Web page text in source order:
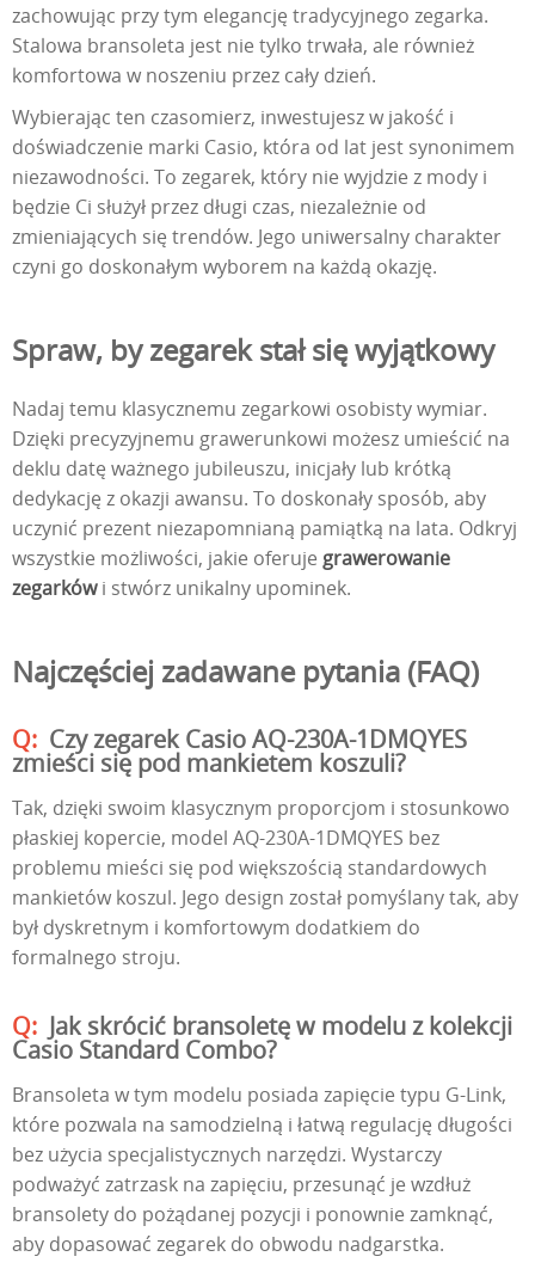
zachowując przy tym elegancję tradycyjnego zegarka.
Stalowa bransoleta jest nie tylko trwała, ale również
komfortowa w noszeniu przez cały dzień.
Wybierając ten czasomierz, inwestujesz w jakość i
doświadczenie marki Casio, która od lat jest synonimem
niezawodności. To zegarek, który nie wyjdzie z mody i
będzie Ci służył przez długi czas, niezależnie od
zmieniających się trendów. Jego uniwersalny charakter
czyni go doskonałym wyborem na każdą okazję.
Spraw, by zegarek stał się wyjątkowy
Nadaj temu klasycznemu zegarkowi osobisty wymiar.
Dzięki precyzyjnemu grawerunkowi możesz umieścić na
deklu datę ważnego jubileuszu, inicjały lub krótką
dedykację z okazji awansu. To doskonały sposób, aby
uczynić prezent niezapomnianą pamiątką na lata. Odkryj
wszystkie możliwości, jakie oferuje grawerowanie
zegarkówi stwórz unikalny upominek.
Najczęściej zadawane pytania (FAQ)
Czy zegarek Casio AQ-230A-1DMQYES
zmieści się pod mankietem koszuli?
Tak, dzięki swoim klasycznym proporcjom i stosunkowo
płaskiej kopercie, model AQ-230A-1DMQYES bez
problemu mieści się pod większością standardowych
mankietów koszul. Jego design został pomyślany tak, aby
był dyskretnym i komfortowym dodatkiem do
formalnego stroju.
Jak skrócić bransoletę w modelu z kolekcji
Casio Standard Combo?
Bransoleta w tym modelu posiada zapięcie typu G-Link,
które pozwala na samodzielną i łatwą regulację długości
bez użycia specjalistycznych narzędzi. Wystarczy
podważyć zatrzask na zapięciu, przesunąć je wzdłuż
bransolety do pożądanej pozycji i ponownie zamknąć,
aby dopasować zegarek do obwodu nadgarstka.